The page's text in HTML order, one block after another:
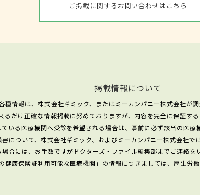
ご掲載に関するお問い合わせはこちら
掲載情報について
種情報は、株式会社ギミック、またはミーカンパニー株式会社が調
るだけ正確な情報掲載に努めておりますが、内容を完全に保証する
いる医療機関へ受診を希望される場合は、事前に必ず該当の医療
について、株式会社ギミック、およびミーカンパニー株式会社で
合には、お手数ですがドクターズ・ファイル編集部までご連絡を
健康保険証利用可能な医療機関」の情報につきましては、厚生労